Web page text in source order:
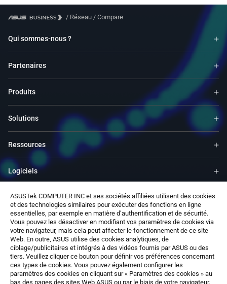
ASUSTek COMPUTER INC et ses sociétés affiliées utilisent des cookies
et des technologies similaires pour exécuter des fonctions en ligne
essentielles, par exemple en matière d’authentification et de sécurité.
Vous pouvez les désactiver en modifiant vos paramètres de cookies via
votre navigateur, mais cela peut affecter le fonctionnement de ce site
Web. En outre, ASUS utilise des cookies analytiques, de
ciblage/publicitaires et intégrés à des vidéos fournis par ASUS ou des
tiers. Veuillez cliquer ce bouton pour définir vos préférences concernant
ces types de cookies. Vous pouvez également configurer les
paramètres des cookies en cliquant sur « Paramètres des cookies » au
bas des pages des sites Web ASUS ou par le biais de votre navigateur.
/ Réseau / Compare
Qui sommes-nous ?
Partenaires
Produits
Solutions
Ressources
Logiciels
Support
Services & Programmes
Nous contacter